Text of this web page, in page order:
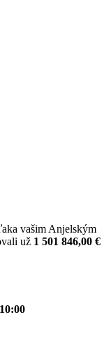
vašim Anjelským
už 1 501 846,00 €